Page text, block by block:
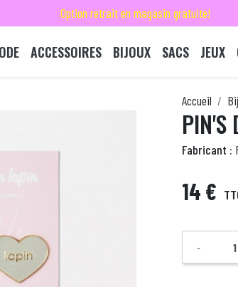
Option retrait en magasin gratuite!
ACCESSOIRES BIJOUX SACS JEUX
Accueil
PIN'S
Fabricant :
14 €
Quantité
-